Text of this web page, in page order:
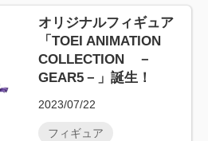
オリジナルフィギュア
「TOEI ANIMATION
COLLECTION －
GEAR5－」誕生！
2023/07/22
フィギュア